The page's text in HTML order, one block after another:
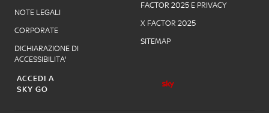
NOTE LEGALI
CORPORATE
DICHIARAZIONE DI
ACCESSIBILITA'
FACTOR 2025 E PRIVACY
X FACTOR 2025
SITEMAP
ACCEDI A
SKY GO